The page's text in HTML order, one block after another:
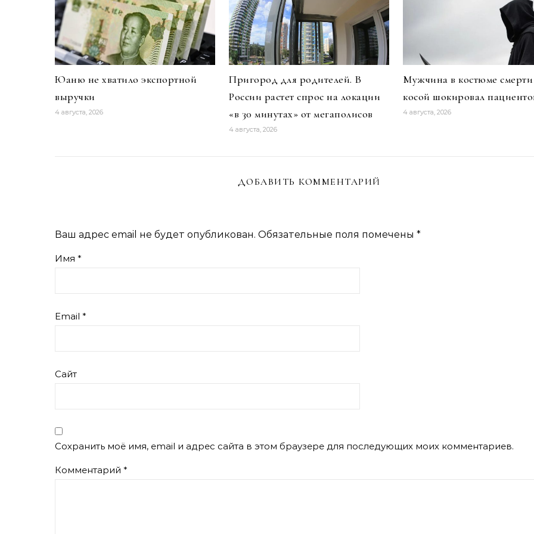
Юаню не хватило экспортной
выручки
4 августа, 2026
Пригород для родителей. В
России растет спрос на локации
«в 30 минутах» от мегаполисов
4 августа, 2026
Мужчина в костюме смерти
косой шокировал
4 августа, 2026
ДОБАВИТЬ КОММЕНТАРИЙ
Ваш адрес email не будет опубликован. Обязательные поля помечены *
Имя *
Email *
Сайт
Сохранить моё имя, email и адрес сайта в этом браузере для последующих моих комментариев.
Комментарий *